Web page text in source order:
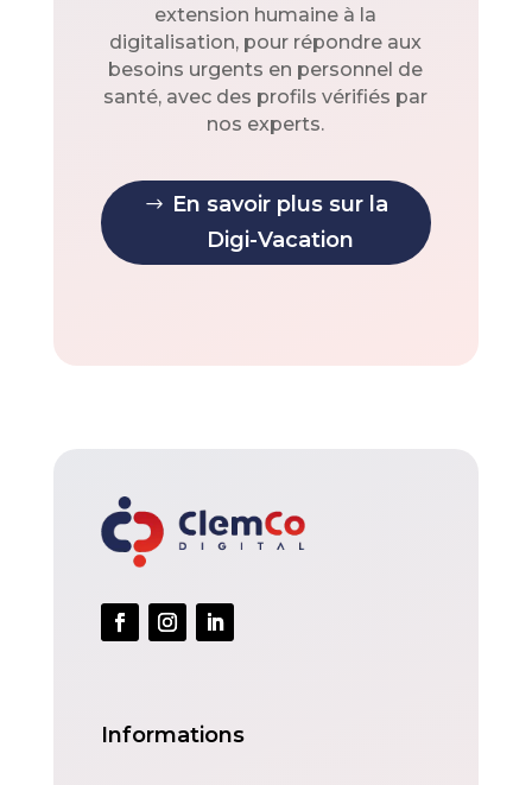
extension humaine à la
digitalisation, pour répondre aux
besoins urgents en personnel de
santé, avec des profils vérifiés par
nos experts.
En savoir plus sur la
Digi-Vacation
Informations